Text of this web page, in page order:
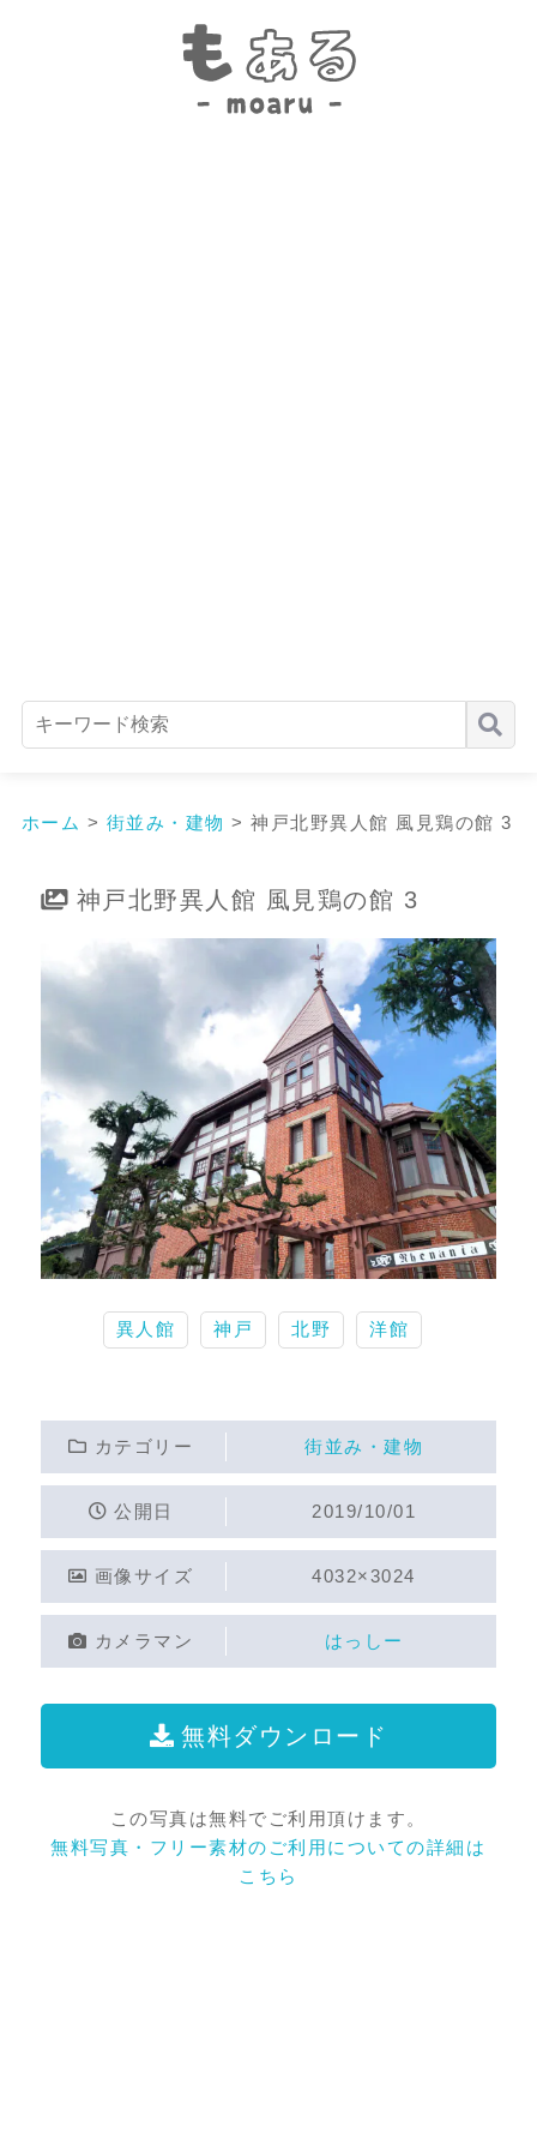
ホーム > 街並み・建物 >神戸北野異人館 風見鶏の館 3
神戸北野異人館 風見鶏の館 3
異人館 神戸 北野 洋館
カテゴリー 街並み・建物
公開日 2019/10/01
画像サイズ 4032×3024
カメラマン はっしー
無料ダウンロード
この写真は無料でご利用頂けます。
無料写真・フリー素材のご利用についての詳細は
こちら